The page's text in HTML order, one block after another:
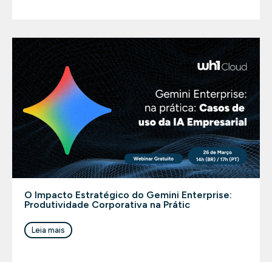
O Impacto Estratégico do Gemini Enterprise:
Produtividade Corporativa na Prátic
Leia mais